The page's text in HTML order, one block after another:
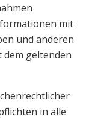
mit
und anderen
dem geltenden
in alle